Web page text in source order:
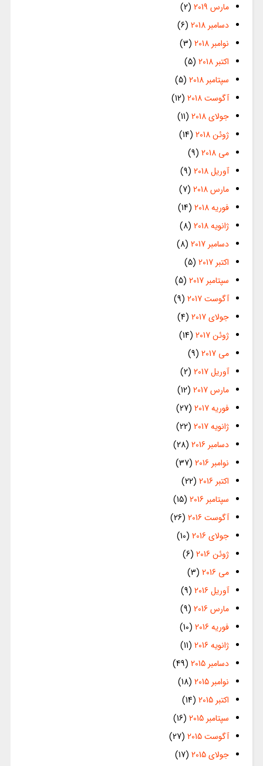
مارس 2019
(2)
دسامبر 2018
(6)
نوامبر 2018
(3)
اکتبر 2018
(5)
سپتامبر 2018
(5)
آگوست 2018
(12)
جولای 2018
(11)
ژوئن 2018
(14)
می 2018
(9)
آوریل 2018
(9)
مارس 2018
(7)
فوریه 2018
(14)
ژانویه 2018
(8)
دسامبر 2017
(8)
اکتبر 2017
(5)
سپتامبر 2017
(5)
آگوست 2017
(9)
جولای 2017
(4)
ژوئن 2017
(14)
می 2017
(9)
آوریل 2017
(2)
مارس 2017
(12)
فوریه 2017
(27)
ژانویه 2017
(22)
دسامبر 2016
(28)
نوامبر 2016
(37)
اکتبر 2016
(22)
سپتامبر 2016
(15)
آگوست 2016
(26)
جولای 2016
(10)
ژوئن 2016
(6)
می 2016
(3)
آوریل 2016
(9)
مارس 2016
(9)
فوریه 2016
(10)
ژانویه 2016
(11)
دسامبر 2015
(49)
نوامبر 2015
(18)
اکتبر 2015
(14)
سپتامبر 2015
(16)
آگوست 2015
(27)
جولای 2015
(17)